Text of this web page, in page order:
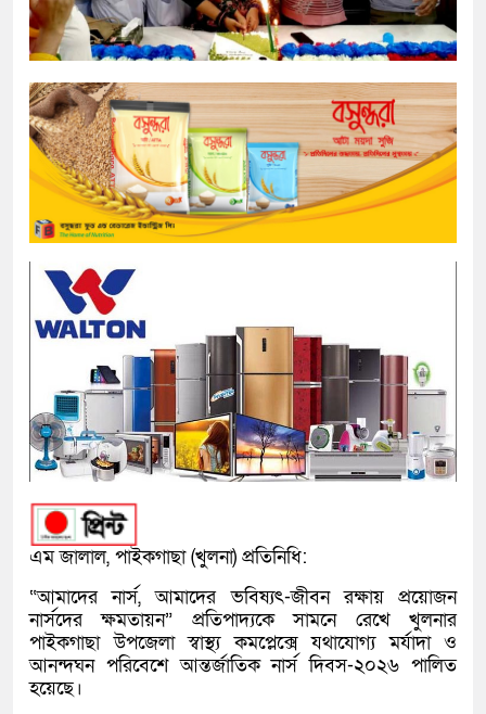
এম জালাল, পাইকগাছা (খুলনা) প্রতিনিধি:
“আমাদের নার্স, আমাদের ভবিষ্যৎ-জীবন রক্ষায় প্রয়োজন
নার্সদের ক্ষমতায়ন” প্রতিপাদ্যকে সামনে রেখে খুলনার
পাইকগাছা উপজেলা স্বাস্থ্য কমপ্লেক্সে যথাযোগ্য মর্যাদা ও
আনন্দঘন পরিবেশে আন্তর্জাতিক নার্স দিবস-২০২৬ পালিত
হয়েছে।